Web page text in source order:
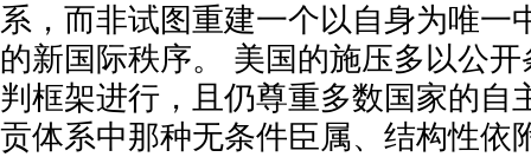
系，而非试图重建一个以自身为唯一
的新国际秩序。 美国的施压多以公
判框架进行，且仍尊重多数国家的自
贡体系中那种无条件臣属、结构性依